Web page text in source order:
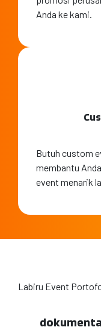
Anda ke kami.
Butuh custom
membantu
event menarik
Labiru Event